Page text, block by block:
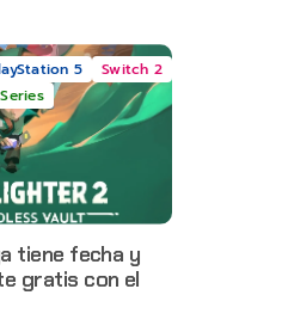
5
Switch 2
tiene fecha y
gratis con el